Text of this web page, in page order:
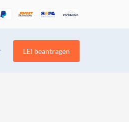
LEI beantragen